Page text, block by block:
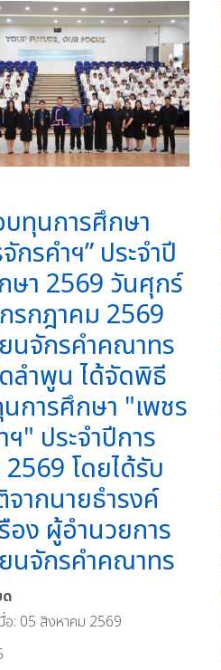
ทุนการศึกษา
กรคำฯ” ประจำปี
ษา 2569 วันศุกร์
รกฎาคม 2569
ยนจักรคำคณาทร
ลำพูน ได้จัดพิธี
การศึกษา "เพชร
ฯ" ประจำปีการ
โดยได้รับ
จากนายธำรงค์
อง ผู้อำนวยการ
ยนจักรคำคณาทร
ด
อ: 05 สิงหาคม 2569